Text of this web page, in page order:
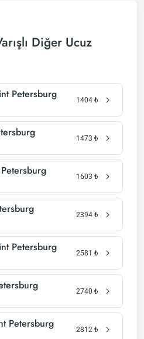
Diğer Ucuz
Petersburg 1404 ₺
1473 ₺
1603 ₺
2394 ₺
Petersburg 2581 ₺
2740 ₺
Petersburg 2812 ₺